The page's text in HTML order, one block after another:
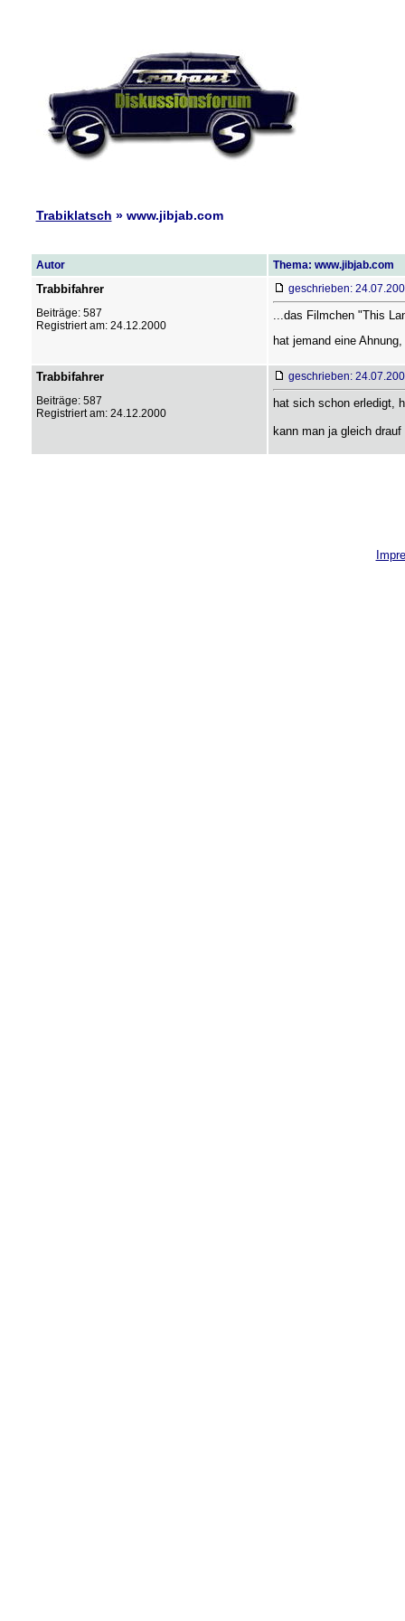
Trabiklatsch » www.jibjab.com
Autor Thema: www.jibjab.com
Trabbifahrer
Beiträge: 587
Registriert am: 24.12.2000
geschrieben:
...das Filmchen "This
hat jemand eine
Trabbifahrer
Beiträge: 587
Registriert am: 24.12.2000
geschrieben:
hat sich schon erledigt,
kann man ja gleich